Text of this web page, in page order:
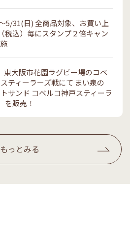
5/31(日) 全商品対象、お買い上
税込）毎にスタンプ２倍キャン
東大阪市花園ラグビー場のコベ
ティーラーズ戦にて まい泉の
トサンド コベルコ神戸スティーラ
を販売！
もっとみる